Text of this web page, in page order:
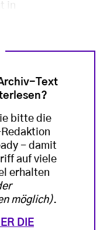
in
Text
bitte die
- damit
auf viele
erhalten
möglich).
DIE